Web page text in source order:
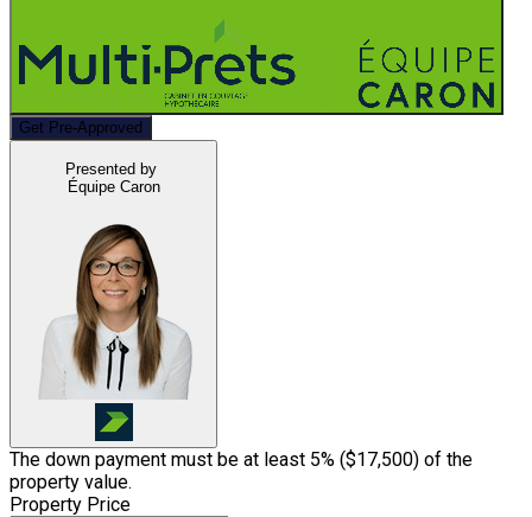
Get Pre-Approved
Presented by
Équipe Caron
The down payment must be at least 5% ($17,500) of the
property value.
Property Price